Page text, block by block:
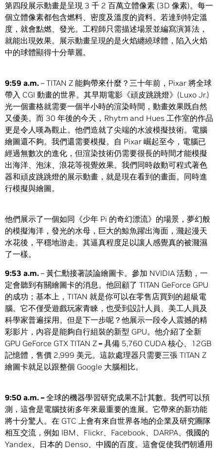
第四段展示動畫是呈現 3 千 2 百萬立體像素 (3D 像素)。每一
個立體像素都包含燃料、密度及溫度的資料。若達到特定溫
度，就會點燃、發光。工程師只需描述場景並編寫演算法，
就能出現效果。展示動畫呈現的是火焰纏繞球體，陷入火焰
中的球體顯得十分華麗。
9:59 a.m. – TITAN Z 能夠帶來什麼？三十年前，Pixar 將全球
帶入 CGI 動畫的世界。其早期電影《頑皮跳跳燈》(Luxo Jr.)
光一個畫格就需要一個半小時的渲染時間，動畫效果既自然
又優美。而 30 年後的今天，Rhytm and Hues 工作室的作品
更是令人嘆為觀止。他們造就了尖端的水波模擬技術。電腦
繪圖還不夠。我們還需要模擬。自 Pixar 崛起至今，電腦已
經過無數次的進化，但渲染技術仍需要很長的時間才能模擬
出海洋、泡沫、浪花等視覺效果。我們同時啟動可程式著色
器和頑皮跳跳燈的展示動畫，就是現在看到的畫面。同時進
行模擬與繪圖。
他們展示了一個如同《少年 Pi 的奇幻漂流》的場景，夢幻般
的模擬海洋，發光的水母，巨大的鯨魚躍出海面，濺起漫天
水花後，平穩地游走。其逼真程度足以讓人感覺真的被濺濕
了一樣。
9:53 a.m. – 黃仁勳接著談論繪圖卡。參加 NVIDIA 活動，一
定會聽到有關繪圖卡的消息。他回顧了 TITAN GeForce GPU
的成功；基本上，TITAN 就是你可以在零售店買到的超級電
腦。它不僅受遊戲玩家青睞，也受到設計人員、美工人員及
科學家普遍採用。但是下一步呢？他展示一段令人震撼的精
彩影片，內容是能夠自行組裝的新型 GPU。他介紹了全新
GPU GeForce GTX TITAN Z –具備 5,760 CUDA 核心、12GB
記憶體，售價 2,999 美元。這款處理器只需要三張 TITAN Z
繪圖卡就足以跟整個 Google 大腦相比。
9:50 a.m. –全球的機器學習研究成果不計其數。我們可以預
測，這會是電腦技術多年來最重要的進展。它帶來的新功能
將十分驚人。在 GTC 上會有來自世界各地的企業及研究團隊
相互交流，例如 IBM、Flickr、Facebook、DARPA、俄國的
Yandex、日本的 Denso、中國的百度。這會促使我們朝通用